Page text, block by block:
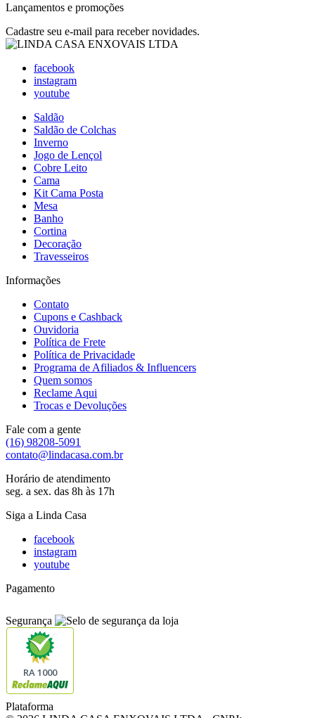
Lançamentos e promoções
Cadastre seu e-mail para receber novidades.
facebook
instagram
youtube
Saldão
Saldão de Colchas
Inverno
Jogo de Lençol
Cobre Leito
Cama
Kit Cama Posta
Mesa
Banho
Cortina
Decoração
Travesseiros
Informações
Contato
Cupons e Cashback
Ouvidoria
Política de Frete
Política de Privacidade
Programa de Afiliados & Influencers
Quem somos
Reclame Aqui
Trocas e Devoluções
Fale com a gente
(16) 98208-5091
contato@lindacasa.com.br
Horário de atendimento
seg. a sex. das 8h às 17h
Siga a Linda Casa
facebook
instagram
youtube
Pagamento
Segurança
RA 1000
Plataforma